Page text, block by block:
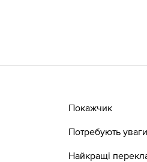
Покажчик
Потребують уваги
Найкращі